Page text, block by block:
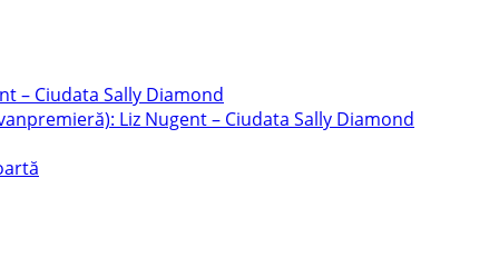
– Ciudata Sally Diamond
Liz Nugent – Ciudata Sally Diamond